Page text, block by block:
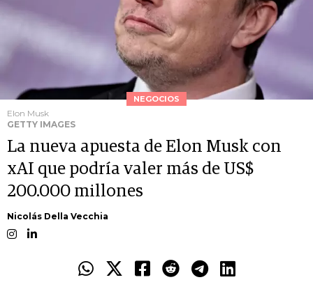
NEGOCIOS
Elon Musk
GETTY IMAGES
La nueva apuesta de Elon Musk con
xAI que podría valer más de US$
200.000 millones
Nicolás Della Vecchia